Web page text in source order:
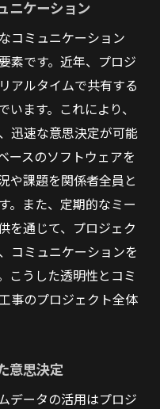
ニケーション
コミュニケーション
素です。近年、プロジ
アルタイムで共有する
ます。これにより、
迅速な意思決定が可能
ースのソフトウェアを
や課題を関係者全員と
。また、定期的なミー
を通じて、プロジェク
コミュニケーションを
こうした透明性とコミ
事のプロジェクト全体
意思決定
データの活用はプロジ